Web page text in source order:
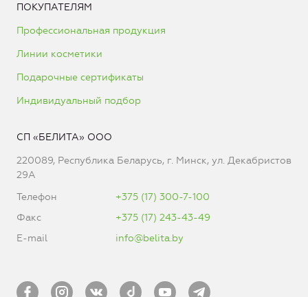
ПОКУПАТЕЛЯМ
Профессиональная продукция
Линии косметики
Подарочные сертификаты
Индивидуальный подбор
СП «БЕЛИТА» ООО
220089, Республика Беларусь, г. Минск, ул. Декабристов
29А
Телефон
+375 (17) 300-7-100
Факс
+375 (17) 243-43-49
E-mail
info@belita.by